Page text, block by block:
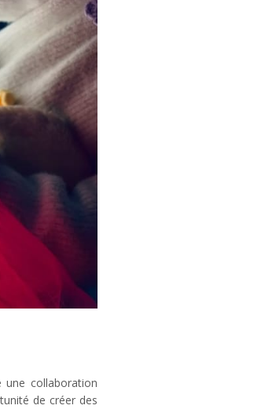
une collaboration
de créer des